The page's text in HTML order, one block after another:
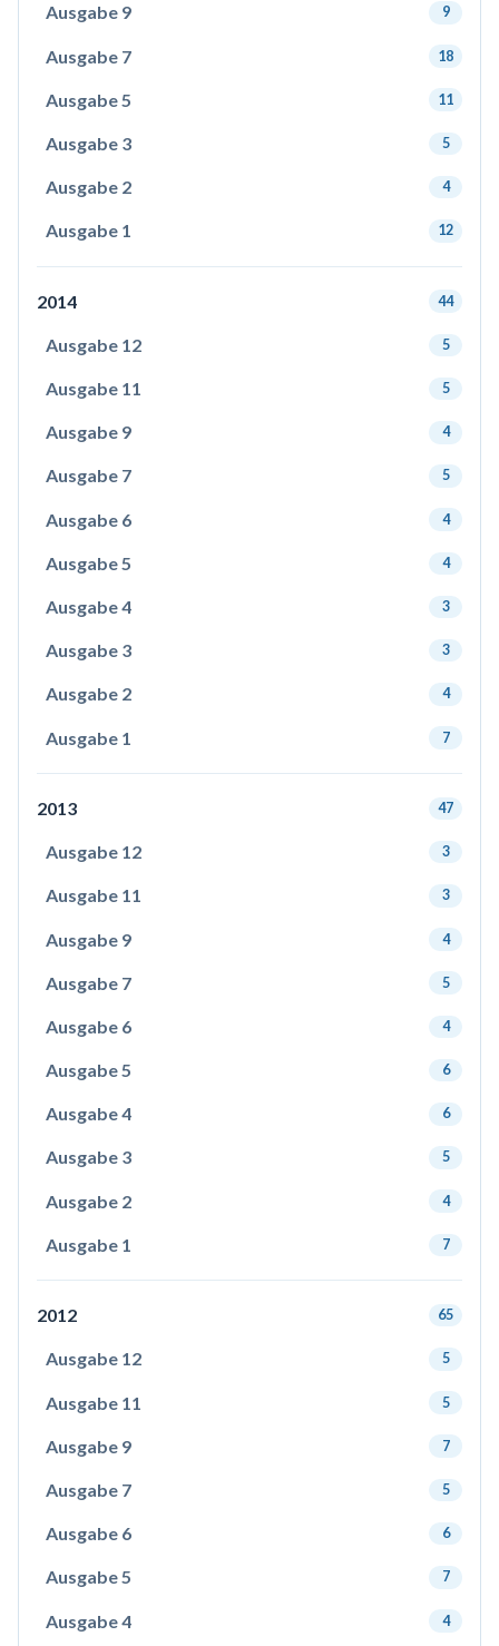
Ausgabe 9 9
Ausgabe 7 18
Ausgabe 5 11
Ausgabe 3 5
Ausgabe 2 4
Ausgabe 1 12
2014 44
Ausgabe 12 5
Ausgabe 11 5
Ausgabe 9 4
Ausgabe 7 5
Ausgabe 6 4
Ausgabe 5 4
Ausgabe 4 3
Ausgabe 3 3
Ausgabe 2 4
Ausgabe 1 7
2013 47
Ausgabe 12 3
Ausgabe 11 3
Ausgabe 9 4
Ausgabe 7 5
Ausgabe 6 4
Ausgabe 5 6
Ausgabe 4 6
Ausgabe 3 5
Ausgabe 2 4
Ausgabe 1 7
2012 65
Ausgabe 12 5
Ausgabe 11 5
Ausgabe 9 7
Ausgabe 7 5
Ausgabe 6 6
Ausgabe 5 7
Ausgabe 4 4